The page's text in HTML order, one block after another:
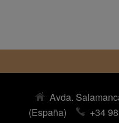
Avda.
(España)
+34